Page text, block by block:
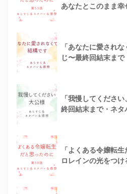
あなたとこのまま
「あなたに愛され
じ〜最終回結末ま
「我慢してくださ
終回結末まで・ネタ
「よくある令嬢転
ロレインの光をつけ